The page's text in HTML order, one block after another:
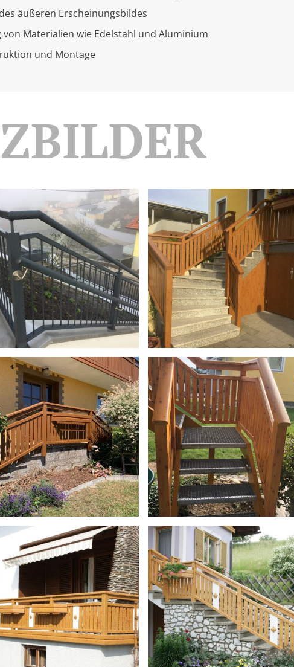
äußeren Erscheinungsbildes
Materialien wie Edelstahl und Aluminium
und Montage